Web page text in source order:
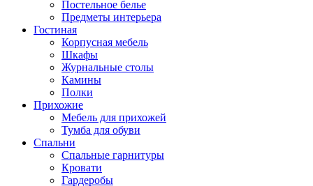
Постельное белье
Предметы интерьера
Гостиная
Корпусная мебель
Шкафы
Журнальные столы
Камины
Полки
Прихожие
Мебель для прихожей
Тумба для обуви
Спальни
Спальные гарнитуры
Кровати
Гардеробы